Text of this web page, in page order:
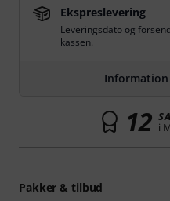
Ekspreslevering
Leveringsdato og
kassen.
12 i
Pakker & tilbud